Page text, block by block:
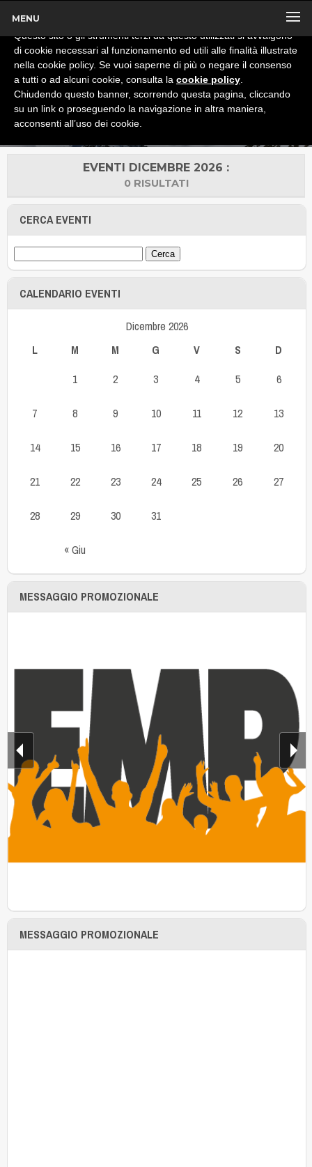
MENU
EVENTI DICEMBRE 2026 :
0 RISULTATI
CERCA EVENTI
CALENDARIO EVENTI
Dicembre 2026
L
M M G V S D
« Giu
1 2 3 4 5 6
7 8 9 10 11 12 13
14 15 16 17 18 19 20
21 22 23 24 25 26 27
28 29 30 31
MESSAGGIO PROMOZIONALE
MESSAGGIO PROMOZIONALE
x
Informativa
Questo sito o gli strumenti terzi da questo utilizzati si avvalgono
di cookie necessari al funzionamento ed utili alle finalità illustrate
nella cookie policy. Se vuoi saperne di più o negare il consenso
a tutti o ad alcuni cookie, consulta la cookie policy
Chiudendo questo banner, scorrendo questa pagina, cliccando
su un link o proseguendo la navigazione in altra maniera,
acconsenti all’uso dei cookie.